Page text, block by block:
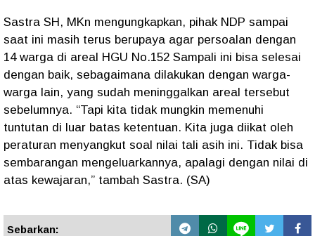
Sastra SH, MKn mengungkapkan, pihak NDP sampai
saat ini masih terus berupaya agar persoalan dengan
14 warga di areal HGU No.152 Sampali ini bisa selesai
dengan baik, sebagaimana dilakukan dengan warga-
warga lain, yang sudah meninggalkan areal tersebut
sebelumnya. “Tapi kita tidak mungkin memenuhi
tuntutan di luar batas ketentuan. Kita juga diikat oleh
peraturan menyangkut soal nilai tali asih ini. Tidak bisa
sembarangan mengeluarkannya, apalagi dengan nilai di
atas kewajaran,” tambah Sastra. (SA)
Sebarkan: